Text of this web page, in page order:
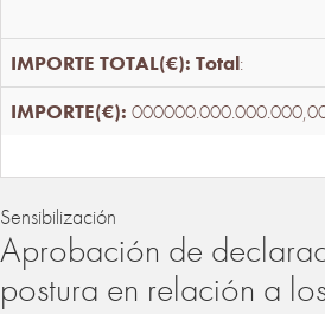
Total:
Sensibilización
Aprobación de
postura en relación a